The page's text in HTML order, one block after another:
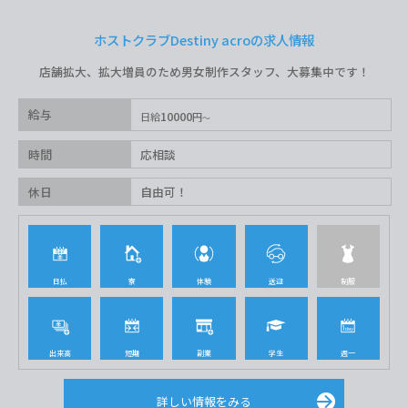
ホストクラブDestiny acroの求人情報
店舗拡大、拡大増員のため男女制作スタッフ、大募集中です！
給与 日給10000円
時間 応相談
休日 自由可！
日払 寮 体験 送迎 制服
出来高 短期 副業 学生 週一
詳しい情報をみる